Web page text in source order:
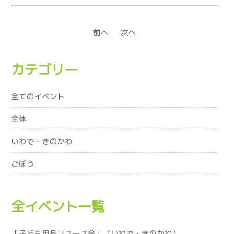
前へ 次へ
カテゴリー
全てのイベント
全体
いわで・きのかわ
ごぼう
全イベント一覧